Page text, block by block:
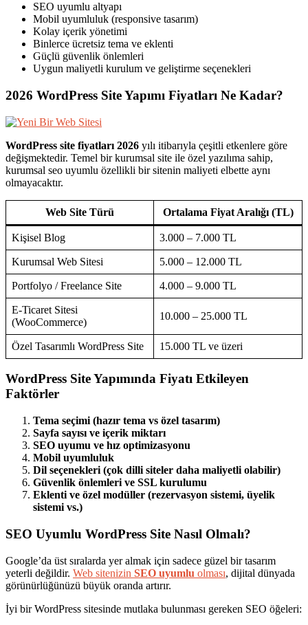
SEO uyumlu altyapı
Mobil uyumluluk (responsive tasarım)
Kolay içerik yönetimi
Binlerce ücretsiz tema ve eklenti
Güçlü güvenlik önlemleri
Uygun maliyetli kurulum ve geliştirme seçenekleri
2026 WordPress Site Yapımı Fiyatları Ne Kadar?
WordPress site fiyatları 2026 yılı itibarıyla çeşitli etkenlere göre
değişmektedir. Temel bir kurumsal site ile özel yazılıma sahip,
kurumsal seo uyumlu özellikli bir sitenin maliyeti elbette aynı
olmayacaktır.
Web Site Türü Ortalama Fiyat Aralığı (TL)
Kişisel Blog 3.000 – 7.000 TL
Kurumsal Web Sitesi 5.000 – 12.000 TL
Portfolyo / Freelance Site 4.000 – 9.000 TL
E-Ticaret Sitesi
(WooCommerce)
10.000 – 25.000 TL
Özel Tasarımlı WordPress Site 15.000 TL ve üzeri
WordPress Site Yapımında Fiyatı Etkileyen
Faktörler
Tema seçimi (hazır tema vs özel tasarım)
Sayfa sayısı ve içerik miktarı
SEO uyumu ve hız optimizasyonu
Mobil uyumluluk
Dil seçenekleri (çok dilli siteler daha maliyetli olabilir)
Güvenlik önlemleri ve SSL kurulumu
Eklenti ve özel modüller (rezervasyon sistemi, üyelik
sistemi vs.)
SEO Uyumlu WordPress Site Nasıl Olmalı?
Google’da üst sıralarda yer almak için sadece güzel bir tasarım
yeterli değildir. Web sitenizin SEO uyumlu olması, dijital dünyada
görünürlüğünüzü büyük oranda artırır.
İyi bir WordPress sitesinde mutlaka bulunması gereken SEO öğeleri: